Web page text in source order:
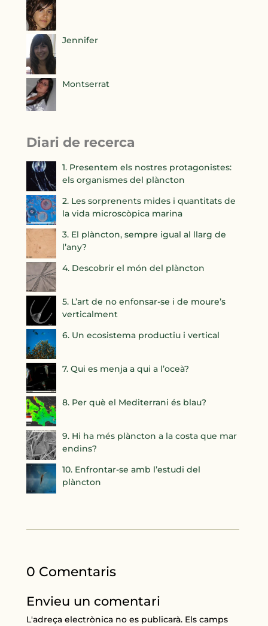
Jennifer
Montserrat
Diari de recerca
1. Presentem els nostres protagonistes:
els organismes del plàncton
2. Les sorprenents mides i quantitats de
la vida microscòpica marina
3. El plàncton, sempre igual al llarg de
l’any?
4. Descobrir el món del plàncton
5. L’art de no enfonsar-se i de moure’s
verticalment
6. Un ecosistema productiu i vertical
7. Qui es menja a qui a l’oceà?
8. Per què el Mediterrani és blau?
9. Hi ha més plàncton a la costa que mar
endins?
10. Enfrontar-se amb l’estudi del
plàncton
0 Comentaris
Envieu un comentari
L'adreça electrònica no es publicarà. Els camps